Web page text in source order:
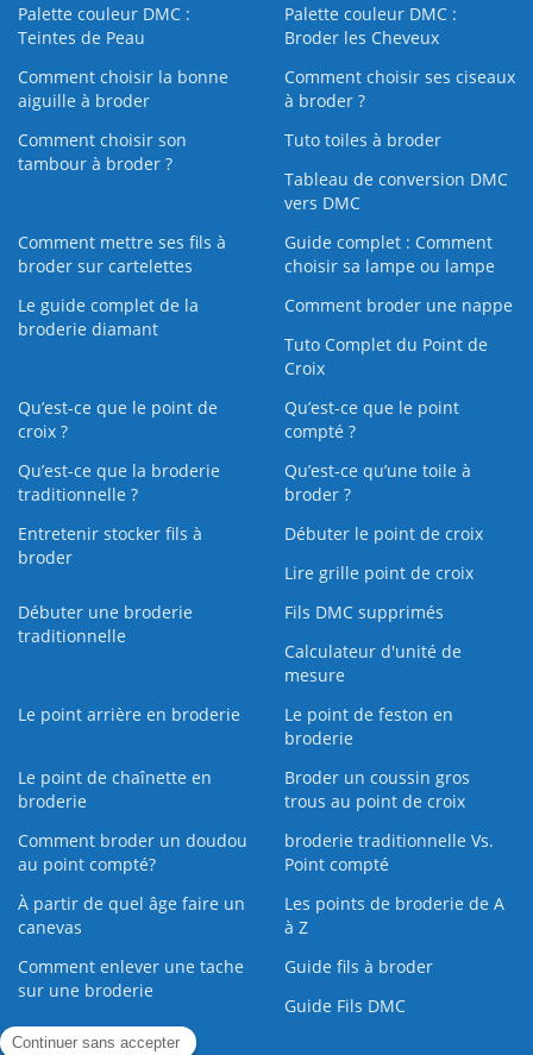
Palette couleur DMC :
Teintes de Peau
Palette couleur DMC :
Broder les Cheveux
Comment choisir la bonne
aiguille à broder
Comment choisir ses ciseaux
à broder ?
Comment choisir son
tambour à broder ?
Tuto toiles à broder
Tableau de conversion DMC
vers DMC
Comment mettre ses fils à
broder sur cartelettes
Guide complet : Comment
choisir sa lampe ou lampe
Le guide complet de la
broderie diamant
Comment broder une nappe
Tuto Complet du Point de
Croix
Qu’est-ce que le point de
croix ?
Qu’est-ce que le point
compté ?
Qu’est-ce que la broderie
traditionnelle ?
Qu’est‑ce qu’une toile à
broder ?
Entretenir stocker fils à
broder
Débuter le point de croix
Lire grille point de croix
Débuter une broderie
traditionnelle
Fils DMC supprimés
Calculateur d'unité de
mesure
Le point arrière en broderie
Le point de feston en
broderie
Le point de chaînette en
broderie
Broder un coussin gros
trous au point de croix
Comment broder un doudou
au point compté?
broderie traditionnelle Vs.
Point compté
À partir de quel âge faire un
canevas
Les points de broderie de A
à Z
Comment enlever une tache
sur une broderie
Guide fils à broder
Guide Fils DMC
Guide de la Broderie